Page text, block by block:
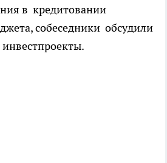
в кредитовании
собеседники обсудили